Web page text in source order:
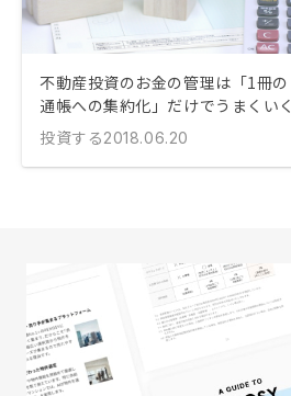
不動産投資のお金の管理は「1冊の
通帳への集約化」だけでうまくいく
投資する2018.06.20